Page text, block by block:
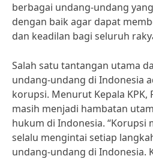
berbagai undang-undang
dengan baik agar dapat
dan keadilan bagi seluruh
Salah satu tantangan utama
undang-undang di Indonesia
korupsi. Menurut Kepala KPK,
masih menjadi hambatan
hukum di Indonesia. “Korupsi
selalu mengintai setiap
undang-undang di Indonesia.